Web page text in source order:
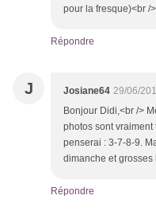
pour la fresque)<br /
Répondre
J Josiane64 29/06/
Bonjour Didi,<br />
photos sont vraiment
penserai : 3-7-8-9.
dimanche et grosses
Répondre